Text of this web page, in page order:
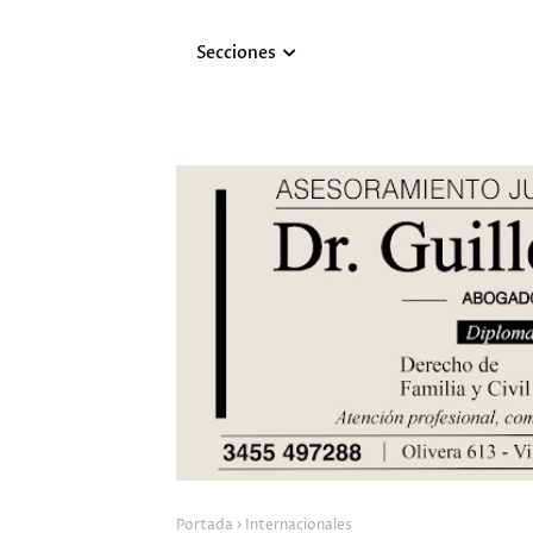
Secciones
Portada Internacionales